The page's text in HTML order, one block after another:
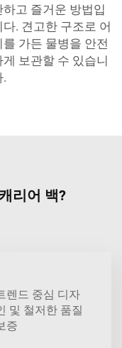
하고 즐거운 방법입
다. 견고한 구조로 어
를 가든 물병을 안전
게 보관할 수 있습니
.
리어 백?
렌드 중심 디자
및 철저한 품질
증